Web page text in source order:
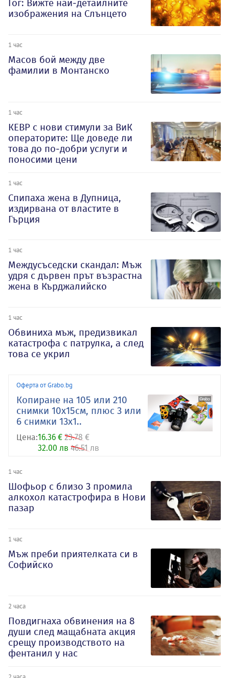
Гог: Вижте най-детайлните
изображения на Слънцето
1 час
Масов бой между две
фамилии в Монтанско
1 час
КЕВР с нови стимули за ВиК
операторите: Ще доведе ли
това до по-добри услуги и
поносими цени
1 час
Спипаха жена в Дупница,
издирвана от властите в
Гърция
1 час
Междусъседски скандал: Мъж
удря с дървен прът възрастна
жена в Кърджалийско
1 час
Обвиниха мъж, предизвикал
катастрофа с патрулка, а след
това се укрил
Оферта от Grabo.bg
Копиране на 105 или 210
снимки 10х15см, плюс 3 или
6 снимки 13х1..
Цена:16.36 € 23.78 €
32.00 лв 46.51 лв
1 час
Шофьор с близо 3 промила
алкохол катастрофира в Нови
пазар
1 час
Мъж преби приятелката си в
Софийско
2 часа
Повдигнаха обвинения на 8
души след мащабната акция
срещу производството на
фентанил у нас